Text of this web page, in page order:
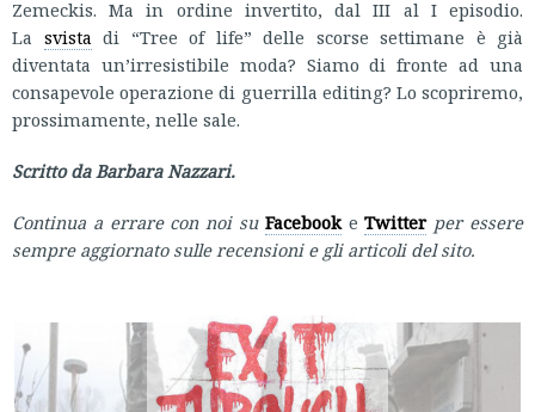
Zemeckis. Ma in ordine invertito, dal III al I episodio.
La svista di “Tree of life” delle scorse settimane è già
diventata un’irresistibile moda? Siamo di fronte ad una
consapevole operazione di guerrilla editing? Lo scopriremo,
prossimamente, nelle sale.
Scritto da Barbara Nazzari.
Continua a errare con noi su Facebook e Twitter per essere
sempre aggiornato sulle recensioni e gli articoli del sito.